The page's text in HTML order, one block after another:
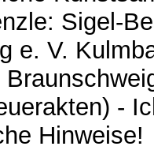
Sigel-
e. V.
-
Hinweise!